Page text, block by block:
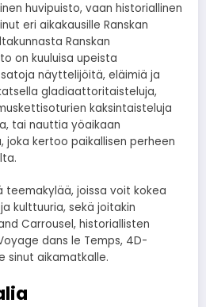
huvipuisto, vaan historiallinen
eri aikakausille Ranskan
Ranskan
on kuuluisa upeista
näyttelijöitä, eläimiä ja
gladiaattoritaisteluja,
kaksintaisteluja
tai nauttia yöaikaan
joka kertoo paikallisen perheen
teemakylää, joissa voit kokea
kulttuuria, sekä joitakin
Carrousel, historiallisten
dans le Temps, 4D-
sinut aikamatkalle.